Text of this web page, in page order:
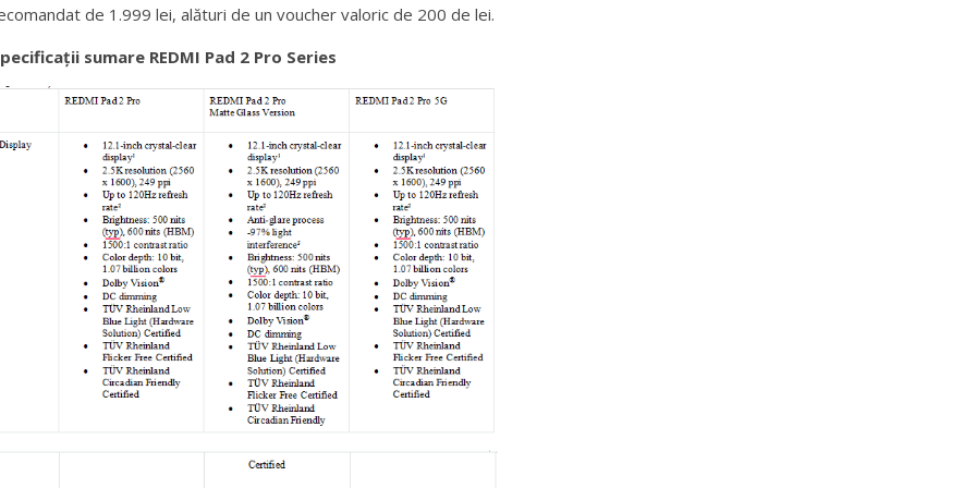
de 1.999 lei, alături de un voucher valoric de 200 de lei.
sumare REDMI Pad 2 Pro Series